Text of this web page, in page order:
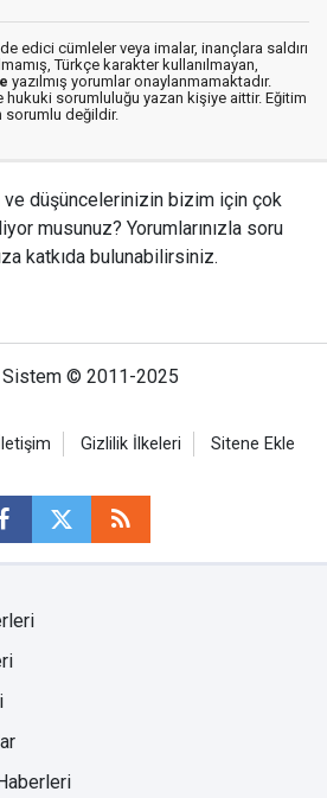
edici cümleler veya imalar, inançlara saldırı
Türkçe karakter kullanılmayan,
yazılmış yorumlar onaylanmamaktadır.
hukuki sorumluluğu yazan kişiye aittir. Eğitim
sorumlu değildir.
ve düşüncelerinizin bizim için çok
musunuz? Yorumlarınızla soru
katkıda bulunabilirsiniz.
Sistem © 2011-2025
Gizlilik İlkeleri Sitene Ekle